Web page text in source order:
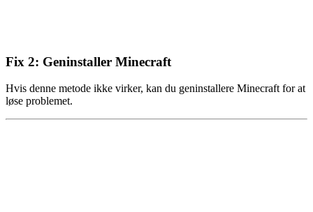
Fix 2: Geninstaller Minecraft
Hvis denne metode ikke virker, kan du geninstallere Minecraft for at
løse problemet.